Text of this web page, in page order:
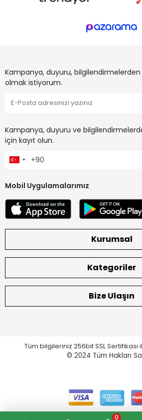
Kampanya, duyuru,
olmak istiyorum.
Kampanya, duyuru ve
için kayıt olun.
Mobil Uygulamalarımız
Kurumsal
Kategoriler
Bize Ulaşın
Tüm bilgileriniz 256bit SSL
© 2024 Tüm Hakları
0